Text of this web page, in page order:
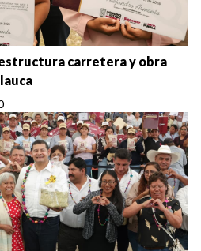
carretera y obra